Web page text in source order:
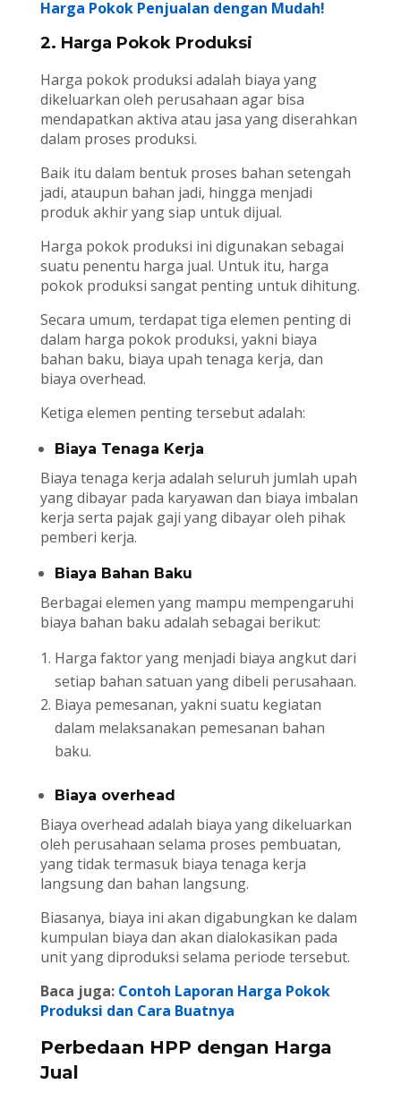
Harga Pokok Penjualan dengan Mudah!
2. Harga Pokok Produksi
Harga pokok produksi adalah biaya yang
dikeluarkan oleh perusahaan agar bisa
mendapatkan aktiva atau jasa yang diserahkan
dalam proses produksi.
Baik itu dalam bentuk proses bahan setengah
jadi, ataupun bahan jadi, hingga menjadi
produk akhir yang siap untuk dijual.
Harga pokok produksi ini digunakan sebagai
suatu penentu harga jual. Untuk itu, harga
pokok produksi sangat penting untuk dihitung.
Secara umum, terdapat tiga elemen penting di
dalam harga pokok produksi, yakni biaya
bahan baku, biaya upah tenaga kerja, dan
biaya overhead.
Ketiga elemen penting tersebut adalah:
Biaya Tenaga Kerja
Biaya tenaga kerja adalah seluruh jumlah upah
yang dibayar pada karyawan dan biaya imbalan
kerja serta pajak gaji yang dibayar oleh pihak
pemberi kerja.
Biaya Bahan Baku
Berbagai elemen yang mampu mempengaruhi
biaya bahan baku adalah sebagai berikut:
Harga faktor yang menjadi biaya angkut dari
setiap bahan satuan yang dibeli perusahaan.
Biaya pemesanan, yakni suatu kegiatan
dalam melaksanakan pemesanan bahan
baku.
Biaya overhead
Biaya overhead adalah biaya yang dikeluarkan
oleh perusahaan selama proses pembuatan,
yang tidak termasuk biaya tenaga kerja
langsung dan bahan langsung.
Biasanya, biaya ini akan digabungkan ke dalam
kumpulan biaya dan akan dialokasikan pada
unit yang diproduksi selama periode tersebut.
Baca juga: Contoh Laporan Harga Pokok
Produksi dan Cara Buatnya
Perbedaan HPP dengan Harga
Jual